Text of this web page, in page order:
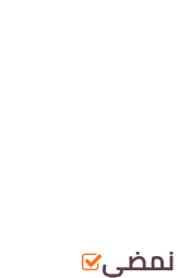
نمضي